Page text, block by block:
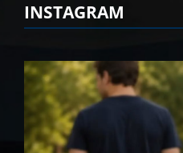
INSTAGRAM